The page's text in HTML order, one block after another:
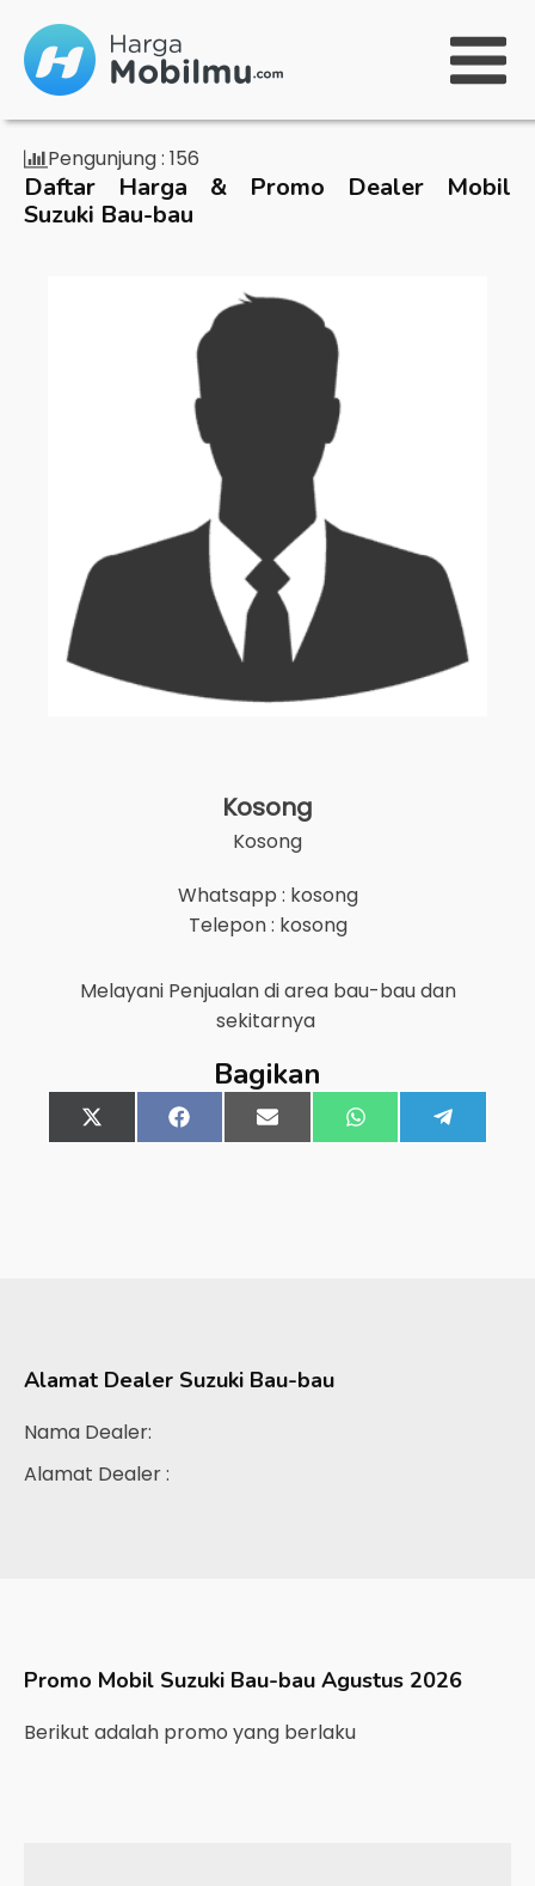
Pengunjung : 156
Daftar Harga & Promo Dealer Mobil
Suzuki Bau-bau
Kosong
Kosong
Whatsapp : kosong
Telepon : kosong
Melayani Penjualan di area bau-baudan
sekitarnya
Bagikan
Share
on
X
(Twitter)
Share
on
FacebookShare
on
Email Share
on
WhatsApp
on
Alamat Dealer Suzuki Bau-bau
Nama Dealer:
Alamat Dealer :
Promo Mobil Suzuki Bau-bau Agustus 2026
Berikut adalah promo yang berlaku